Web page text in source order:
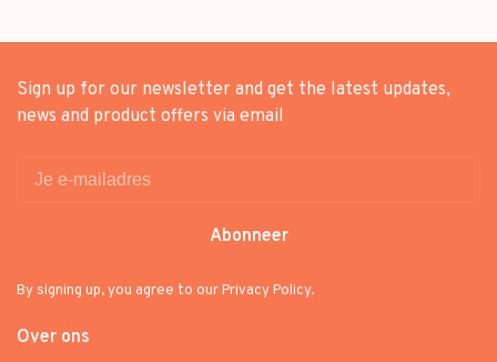
Sign up for our newsletter and get the latest updates,
news and product offers via email
Abonneer
By signing up, you agree to our Privacy Policy.
Over ons